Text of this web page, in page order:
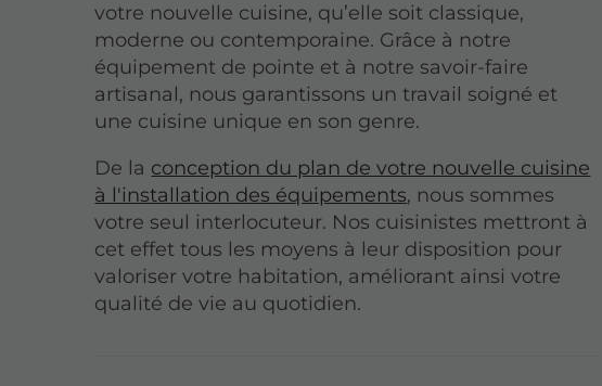
votre nouvelle cuisine, qu’elle soit classique,
moderne ou contemporaine. Grâce à notre
équipement de pointe et à notre savoir-faire
artisanal, nous garantissons un travail soigné et
une cuisine unique en son genre.
De la conception du plan de votre nouvelle cuisine
à l'installation des équipements, nous sommes
votre seul interlocuteur. Nos cuisinistes mettront à
cet effet tous les moyens à leur disposition pour
valoriser votre habitation, améliorant ainsi votre
qualité de vie au quotidien.